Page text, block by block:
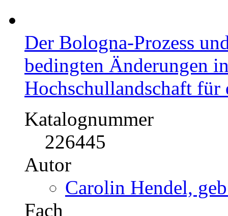
Der Bologna-Prozess
bedingten Änderungen
Hochschullandschaft
Katalognummer
226445
Autor
Carolin Hendel,
Fach